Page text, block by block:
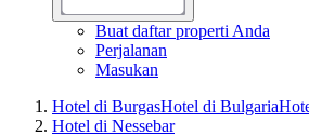
Buat daftar properti Anda
Perjalanan
Masukan
Hotel di BurgasHotel di Bulgaria
Hotel di Nessebar